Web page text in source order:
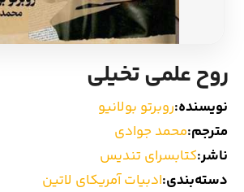
شعر و متون کهن
روح علمی تخیلی
نویسنده:روبرتو بولانیو
مترجم:محمد جوادی
ناشر:کتابسرای تندیس
دسته‌بندی:ادبیات آمریکای لاتین